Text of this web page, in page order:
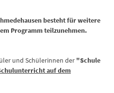
besteht für weitere
Programm teilzunehmen.
und Schülerinnen der "Schule
auf dem